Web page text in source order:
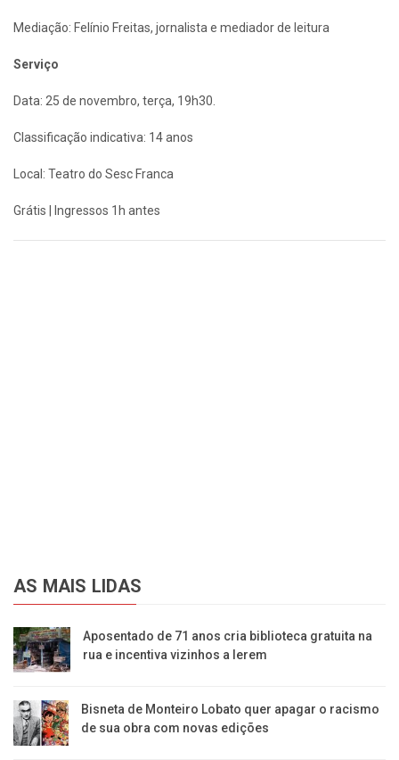
Mediação: Felínio Freitas, jornalista e mediador de leitura
Serviço
Data: 25 de novembro, terça, 19h30.
Classificação indicativa: 14 anos
Local: Teatro do Sesc Franca
Grátis | Ingressos 1h antes
AS MAIS LIDAS
Aposentado de 71 anos cria biblioteca gratuita na
rua e incentiva vizinhos a lerem
Bisneta de Monteiro Lobato quer apagar o racismo
de sua obra com novas edições